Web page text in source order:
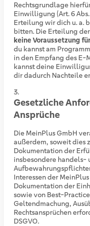
Rechtsgrundlage
Einwilligung (Art. 6 Abs.
Erteilung wir dich u. a.
bitten. Die Erteilung
keine Voraussetzung
du kannst am
in den Empfang des
kannst deine
dir dadurch Nachteile
Gesetzliche
Ansprüche
Die MeinPlus GmbH
außerdem, soweit dies
Dokumentation der
insbesondere handels-
Interessen der
Dokumentation der
sowie von Best-
Geltendmachung,
Rechtsansprüchen
DSGVO.